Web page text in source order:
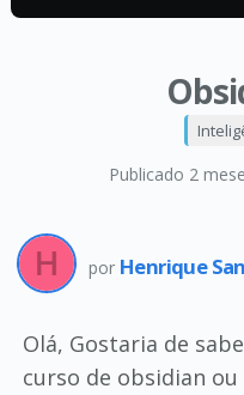
Publicado 2
por Henrique
Olá, Gostaria de
curso de obsidian